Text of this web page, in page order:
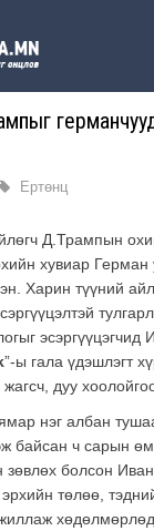
германчууд
Ертөнц
Д.Трампын
хувиар Герман
Харин түүний
эсэргүүцэгчид
”-ы гала үдэшлэгт
дуу
нэг албан
байсан ч сарын
зөвлөх болсон
төлөө,